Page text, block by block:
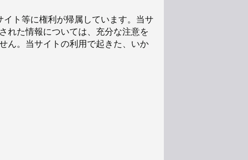
ト等に権利が帰属しています。当サ
れた情報については、充分な注意を
ん。当サイトの利用で起きた、いか